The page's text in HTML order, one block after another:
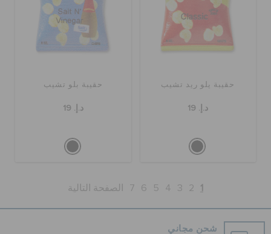
حقيبة يلو ريد تشيب
د.إ. 19
حقيبة بلو تشيب
د.إ. 19
1
2
3
4
5
6
7 الصفحة التالية
شحن مجاني